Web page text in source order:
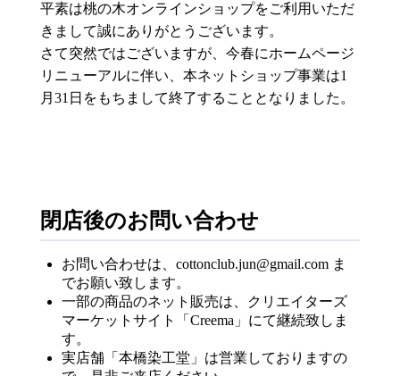
平素は桃の木オンラインショップをご利用いただ
きまして誠にありがとうございます。
さて突然ではございますが、今春にホームページ
リニューアルに伴い、本ネットショップ事業は1
月31日をもちまして終了することとなりました。
閉店後のお問い合わせ
お問い合わせは、cottonclub.jun@gmail.com ま
でお願い致します。
一部の商品のネット販売は、クリエイターズ
マーケットサイト「Creema」にて継続致しま
す。
実店舗「本橋染工堂」は営業しておりますの